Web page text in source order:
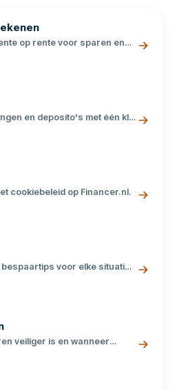
op rente voor sparen en
scenario's met
en deposito's met één klik
cookiebeleid op Financer.nl.
voor elke situatie
die je vandaag nog kunt
veiliger is en wanneer
beleggingsrendementen